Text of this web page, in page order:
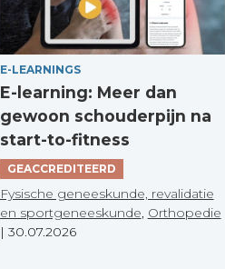
E-LEARNINGS
E-learning: Meer dan
gewoon schouderpijn na
start-to-fitness
GEACCREDITEERD
Fysische geneeskunde, revalidatie
en sportgeneeskunde Orthopedie
| 30.07.2026